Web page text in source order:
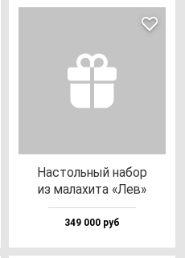
Нас­толь­ный на­бор
из ма­ла­хи­та «Лев»
349 000 руб